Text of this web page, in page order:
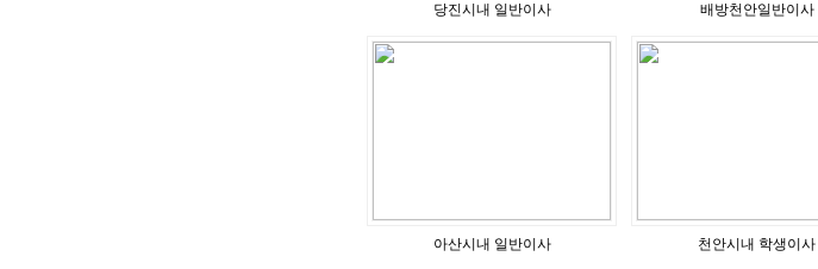
당진시내 일반이사 배방천안일반이사
아산시내 일반이사 천안시내 학생이사